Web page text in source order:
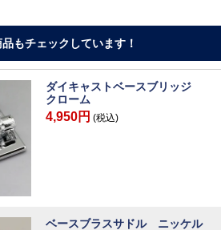
もチェックしています！
ダイキャストベースブリッジ
クローム
4,950円 (税込)
ベースブラスサドル ニッケル